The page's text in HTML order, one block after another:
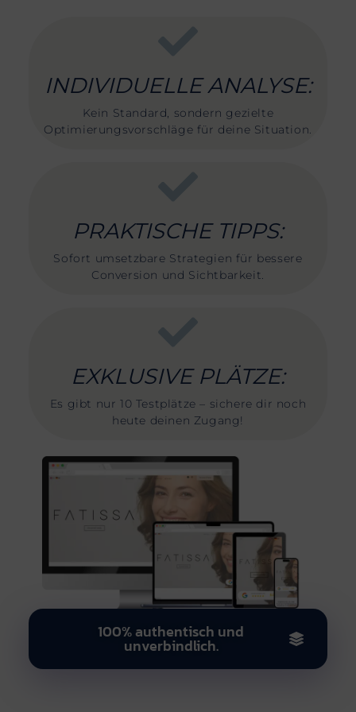
INDIVIDUELLE ANALYSE:
Kein Standard, sondern gezielte
Optimierungsvorschläge für deine Situation.
PRAKTISCHE TIPPS:
Sofort umsetzbare Strategien für bessere
Conversion und Sichtbarkeit.
EXKLUSIVE PLÄTZE:
Es gibt nur 10 Testplätze – sichere dir noch
heute deinen Zugang!
100% authentisch und
unverbindlich.